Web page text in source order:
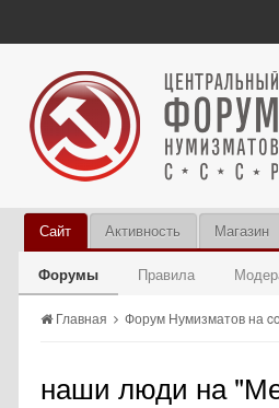
Сайт
Форумы Правила
Активность Магазин
Главная Форум Нумизматов на
наши люди на